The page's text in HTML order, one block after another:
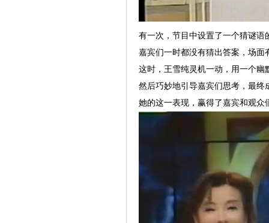
有一次，节目中设置了一个猜谜语
嘉宾们一时都没有猜出答案，场面
这时，王雪纯灵机一动，用一个幽
然后巧妙地引导嘉宾们思考，最终
她的这一表现，赢得了嘉宾和观众